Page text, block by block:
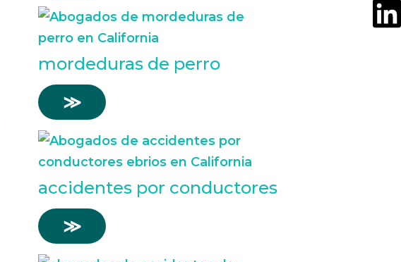
mordeduras de perro
≫
accidentes por conductores
≫